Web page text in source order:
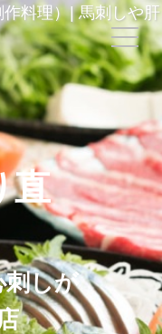
料理）| 馬刺しや
直
刺しが